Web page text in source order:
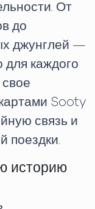
От
до
джунглей —
для каждого
Sooty
связь и
поездки.
историю